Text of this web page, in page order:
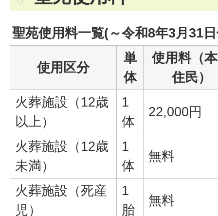
聖苑使用料一覧(～令和8年3月31
使用区分
単
体
使用料（
住民）
火葬施設（12歳
以上）
1
体
22,000円
火葬施設（12歳
未満）
1
体
無料
火葬施設（死産
児）
1
胎
無料